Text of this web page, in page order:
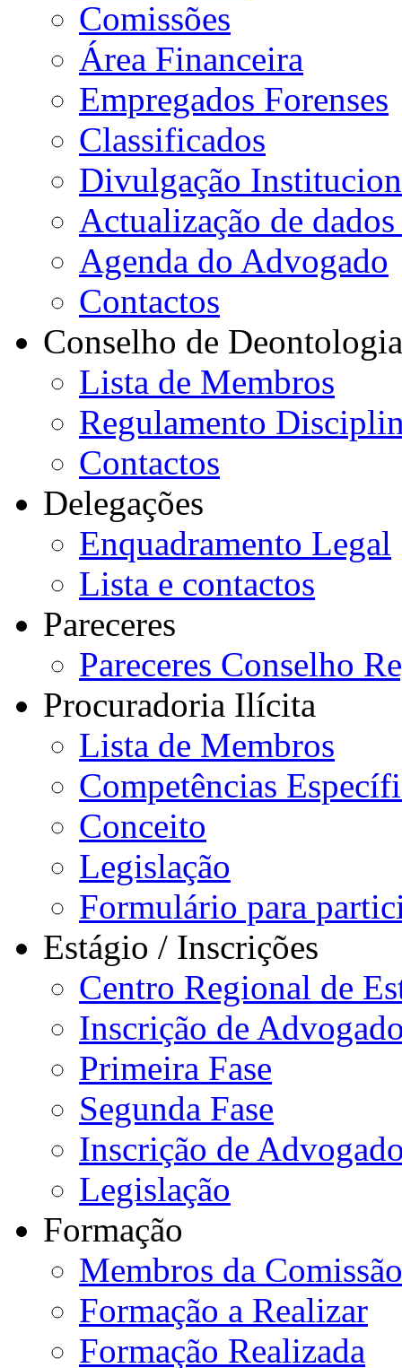
Comissões
Área Financeira
Empregados Forenses
Classificados
Divulgação
Actualização de
Agenda do Advogado
Contactos
Conselho de Deontologia
Lista de Membros
Regulamento
Contactos
Delegações
Enquadramento Legal
Lista e contactos
Pareceres
Pareceres Conselho
Procuradoria Ilícita
Lista de Membros
Competências
Conceito
Legislação
Formulário para
Estágio / Inscrições
Centro Regional de
Inscrição de
Primeira Fase
Segunda Fase
Inscrição de
Legislação
Formação
Membros da
Formação a Realizar
Formação Realizada